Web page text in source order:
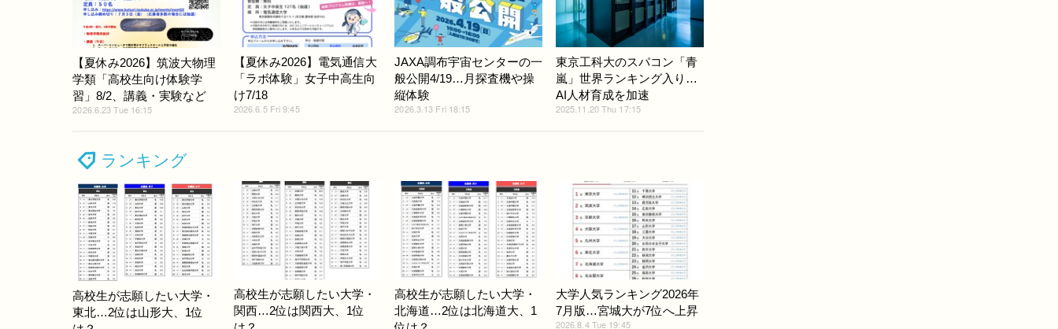
【夏休み2026】筑波大物理
学類「高校生向け体験学
習」8/2、講義・実験など
2026.6.23 Tue 16:15
【夏休み2026】電気通信大
「ラボ体験」女子中高生向
け7/18
2026.6.5 Fri 9:45
JAXA調布宇宙センターの一
般公開4/19…月探査機や操
縦体験
2026.3.13 Fri 18:15
東京工科大のスパコン「青
嵐」世界ランキング入り…
AI人材育成を加速
2025.11.20 Thu 17:15
ランキング
高校生が志願したい大学・
東北…2位は山形大、1位
高校生が志願したい大学・
関西…2位は関西大、1位
高校生が志願したい大学・
北海道…2位は北海道大、1
大学人気ランキング2026年
7月版…宮城大が7位へ上昇
2026.8.4 Tue 19:45